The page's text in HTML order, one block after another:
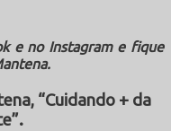
e no Instagram e fique
“Cuidando + da